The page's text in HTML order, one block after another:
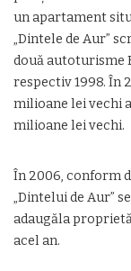
un apartament
„Dintele de Aur”
două autoturisme
respectiv 1998. În
milioane lei vechi
milioane lei vechi.
În 2006, conform
„Dintelui de Aur”
adaugăla
acel an.